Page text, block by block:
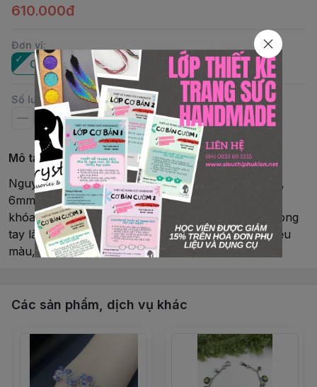
610.000đ
Đơn vị:
Cái
Số lượng
Mô tả chi tiết
Nguyên phụ liệu: pha lê Swarovski®Size hạt: 4mm,
6mmChiều dài: 15 – 16cmLoại hàng: vòng tay, có
khóaKim loại: khóa và tăng dây Rhodium từ NhậtVòng
tay làm thủ công bởi Shop CrystalMàu sắc: có nhiều
màu, có thể đặt màu và size theo yêu cầu
Các sản phẩm, dịch vụ khác